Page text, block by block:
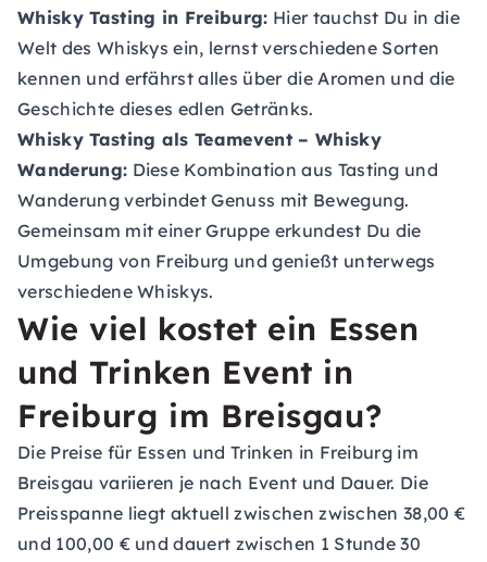
Whisky Tasting in Freiburg: Hier tauchst Du in die
Welt des Whiskys ein, lernst verschiedene Sorten
kennen und erfährst alles über die Aromen und die
Geschichte dieses edlen Getränks.
Whisky Tasting als Teamevent – Whisky
Wanderung: Diese Kombination aus Tasting und
Wanderung verbindet Genuss mit Bewegung.
Gemeinsam mit einer Gruppe erkundest Du die
Umgebung von Freiburg und genießt unterwegs
verschiedene Whiskys.
Wie viel kostet ein Essen
und Trinken Event in
Freiburg im Breisgau?
Die Preise für Essen und Trinken in Freiburg im
Breisgau variieren je nach Event und Dauer. Die
Preisspanne liegt aktuell zwischen zwischen 38,00 €
und 100,00 € und dauert zwischen 1 Stunde 30